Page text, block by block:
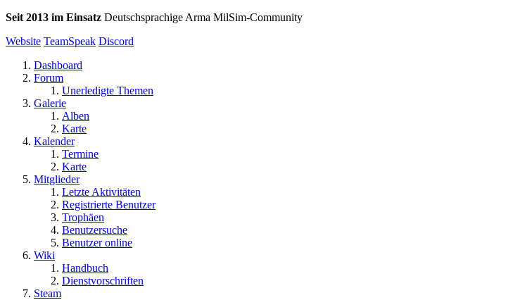
Seit 2013 im Einsatz Deutschsprachige Arma MilSim-Community
Website TeamSpeak Discord
Dashboard
Forum
Unerledigte Themen
Galerie
Alben
Karte
Kalender
Termine
Karte
Mitglieder
Letzte Aktivitäten
Registrierte Benutzer
Trophäen
Benutzersuche
Benutzer online
Wiki
Handbuch
Dienstvorschriften
Steam